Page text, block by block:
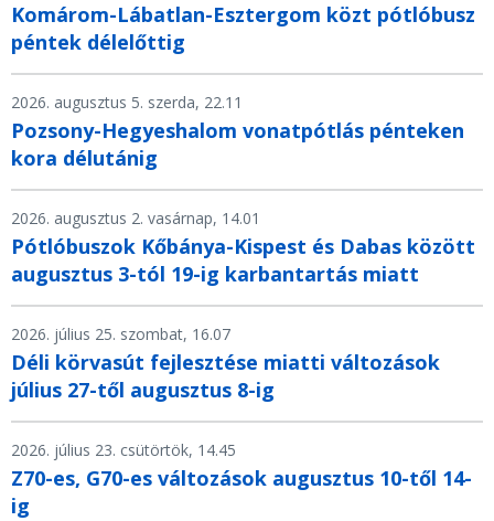
Komárom-Lábatlan-Esztergom közt pótlóbusz
péntek délelőttig
2026. augusztus 5. szerda, 22.11
Pozsony-Hegyeshalom vonatpótlás pénteken
kora délutánig
2026. augusztus 2. vasárnap, 14.01
Pótlóbuszok Kőbánya-Kispest és Dabas között
augusztus 3-tól 19-ig karbantartás miatt
2026. július 25. szombat, 16.07
Déli körvasút fejlesztése miatti változások
július 27-től augusztus 8-ig
2026. július 23. csütörtök, 14.45
Z70-es, G70-es változások augusztus 10-től 14-
ig